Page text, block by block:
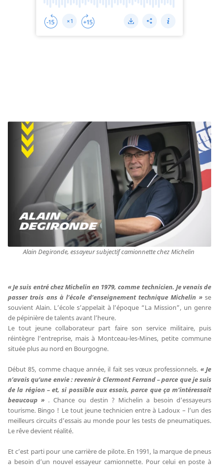
Alain Degironde, essayeur subjectif camionnette chez Michelin
« Je suis entré chez Michelin en 1979, comme technicien. Je venais de
passer trois ans à l’école d’enseignement technique Michelin » se
souvient Alain. L’école s’appelait à l’époque “La Mission”, un genre
de pépinière de talents avant l’heure.
Le tout jeune collaborateur part faire son service militaire, puis
réintègre l’entreprise, mais à Montceau-les-Mines, petite commune
située plus au nord en Bourgogne.
Début 85, comme chaque année, il fait ses vœux professionnels. « Je
n’avais qu’une envie : revenir à Clermont Ferrand – parce que je suis
de la région – et, si possible aux essais, parce que ça m’intéressait
beaucoup » . Chance ou destin ? Michelin a besoin d’essayeurs
tourisme. Bingo ! Le tout jeune technicien entre à Ladoux – l’un des
meilleurs circuits d’essais au monde pour les tests de pneumatiques.
Le rêve devient réalité.
Et c’est parti pour une carrière de pilote. En 1991, la marque de pneus
a besoin d’un nouvel essayeur camionnette. Pour celui en poste à